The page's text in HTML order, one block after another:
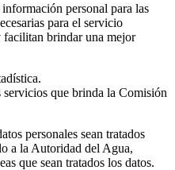
personal para las
para el servicio
facilitan brindar una mejor
que brinda la Comisión
personales sean tratados
a la Autoridad del Agua,
que sean tratados los datos.